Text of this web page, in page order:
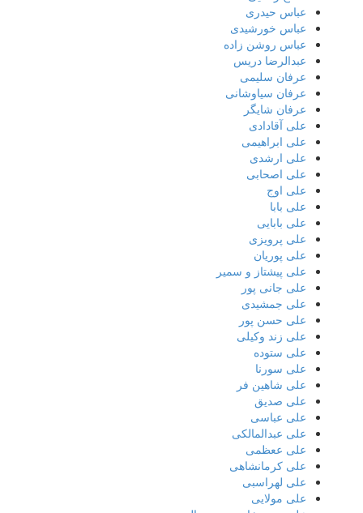
عباس حیدری
عباس خورشیدی
عباس روشن زاده
عبدالرضا دریس
عرفان سلیمی
عرفان سیاوشانی
عرفان شایگر
علی آقادادی
علی ابراهیمی
علی ارشدی
علی اصحابی
علی اوج
علی بابا
علی بابایی
علی پرویزی
علی پوریان
علی پیشتاز و سمیر
علی جانی پور
علی جمشیدی
علی حسن پور
علی زند وکیلی
علی ستوده
علی سورنا
علی شاهین فر
علی صدیق
علی عباسی
علی عبدالمالکی
علی ععظمی
علی کرمانشاهی
علی لهراسبی
علی مولایی